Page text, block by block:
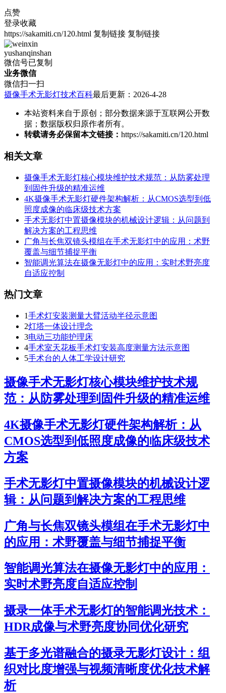
点赞
登录收藏
https://sakamiti.cn/120.html 复制链接 复制链接
yushanqinshan
微信号已复制
业务微信
微信扫一扫
摄像手术无影灯技术百科最后更新：2026-4-28
本站资料来自于原创；部分数据来源于互联网公开数
据；数据版权归原作者所有。
转载请务必保留本文链接： https://sakamiti.cn/120.html
相关文章
摄像手术无影灯核心模块维护技术规范：从防雾处理
到固件升级的精准运维
4K摄像手术无影灯硬件架构解析：从CMOS选型到低
照度成像的临床级技术方案
手术无影灯中置摄像模块的机械设计逻辑：从问题到
解决方案的工程思维
广角与长焦双镜头模组在手术无影灯中的应用：术野
覆盖与细节捕捉平衡
智能调光算法在摄像无影灯中的应用：实时术野亮度
自适应控制
热门文章
1手术灯安装测量大臂活动半径示意图
2灯塔一体设计理念
3电动三功能护理床
4手术室天花板手术灯安装高度测量方法示意图
5手术台的人体工学设计研究
摄像手术无影灯核心模块维护技术规
范：从防雾处理到固件升级的精准运维
4K摄像手术无影灯硬件架构解析：从
CMOS选型到低照度成像的临床级技术
方案
手术无影灯中置摄像模块的机械设计逻
辑：从问题到解决方案的工程思维
广角与长焦双镜头模组在手术无影灯中
的应用：术野覆盖与细节捕捉平衡
智能调光算法在摄像无影灯中的应用：
实时术野亮度自适应控制
摄录一体手术无影灯的智能调光技术：
HDR成像与术野亮度协同优化研究
基于多光谱融合的摄录无影灯设计：组
织对比度增强与视频清晰度优化技术解
析